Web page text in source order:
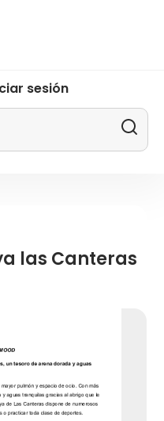
sesión
las Canteras